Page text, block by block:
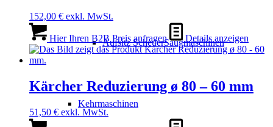
Aufsitz ScheuerSaugmaschinen
Kehrmaschinen
152,00 € exkl. MwSt.
Hier Ihren B2B Preis anfragen Details anzeigen
Kärcher Reduzierung ø 80 – 60 mm
51,50 € exkl. MwSt.